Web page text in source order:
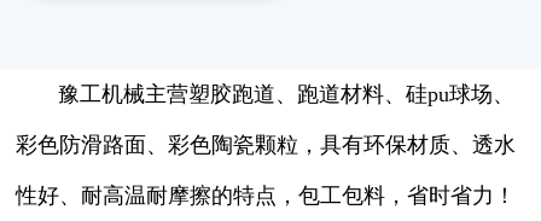
豫工机械主营塑胶跑道、跑道材料、硅pu球场、
彩色防滑路面、彩色陶瓷颗粒，具有环保材质、透水
性好、耐高温耐摩擦的特点，包工包料，省时省力！